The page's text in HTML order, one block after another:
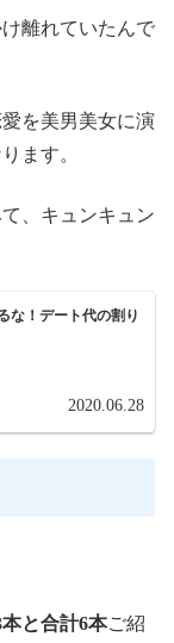
離れていたんで
を美男美女に演
ます。
、キュンキュン
な！デート代の割り
2020.06.28
と合計6本ご紹